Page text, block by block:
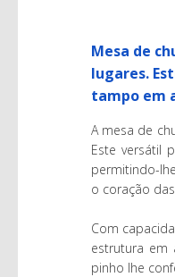
Mesa de
lugares.
tampo em
A mesa de
Este versátil
permitindo-
o coração
Com
estrutura em
pinho lhe